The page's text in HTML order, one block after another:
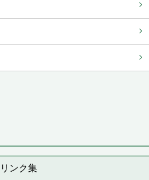
リンク集